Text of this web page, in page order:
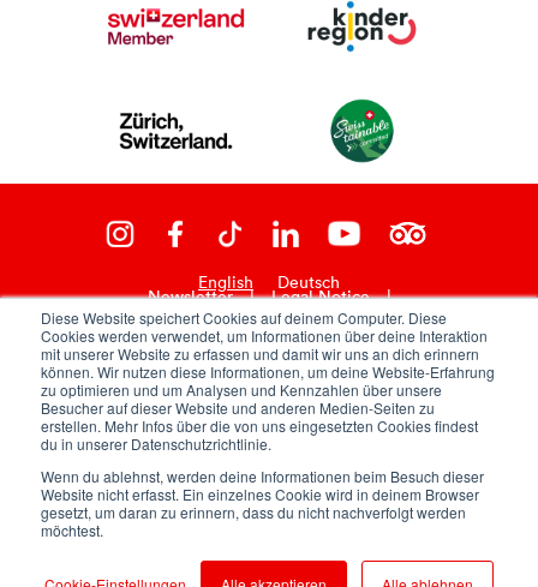
Diese Website speichert Cookies auf deinem Computer. Diese
Cookies werden verwendet, um Informationen über deine Interaktion
mit unserer Website zu erfassen und damit wir uns an dich erinnern
können. Wir nutzen diese Informationen, um deine Website-Erfahrung
zu optimieren und um Analysen und Kennzahlen über unsere
Besucher auf dieser Website und anderen Medien-Seiten zu
erstellen. Mehr Infos über die von uns eingesetzten Cookies findest
du in unserer Datenschutzrichtlinie.
Wenn du ablehnst, werden deine Informationen beim Besuch dieser
Website nicht erfasst. Ein einzelnes Cookie wird in deinem Browser
gesetzt, um daran zu erinnern, dass du nicht nachverfolgt werden
möchtest.
Newsletter | Legal Notice |
General Terms and Conditions |
Data Protection
powered by TSO AG
© 2026 by House of Winterthur
English Deutsch